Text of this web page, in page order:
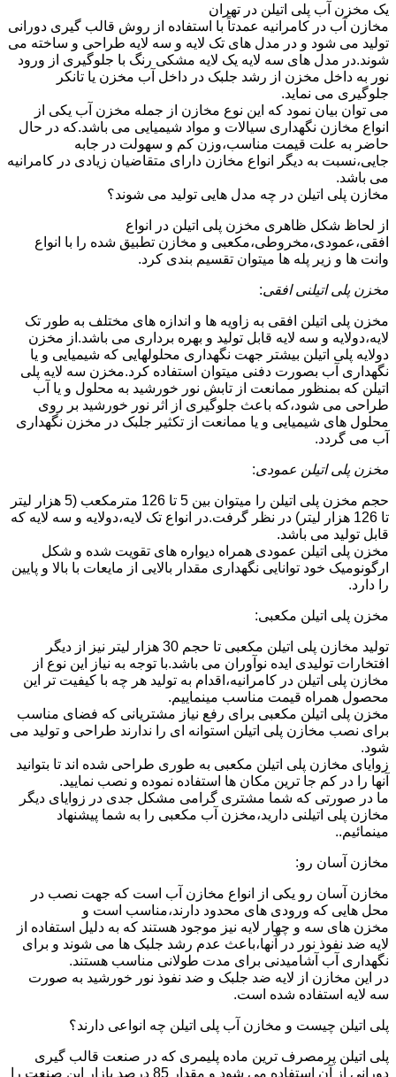
یک مخزن آب پلی اتیلن در تهران
مخازن آب در کامرانیه عمدتاً با استفاده از روش قالب گیری دورانی
تولید می شود و در مدل های تک لایه و سه لایه طراحی و ساخته می
شوند.در مدل های سه لایه یک لایه مشکی رنگ با جلوگیری از ورود
نور به داخل مخزن از رشد جلبک در داخل آب مخزن یا تانکر
جلوگیری می نماید.
می توان بیان نمود که این نوع مخازن از جمله مخزن آب یکی از
انواع مخازن نگهداری سیالات و مواد شیمیایی می باشد.که در حال
حاضر به علت قیمت مناسب،وزن کم و سهولت در جابه
جایی،نسبت به دیگر انواع مخازن دارای متقاضیان زیادی در کامرانیه
می باشد.
مخازن پلی اتیلن در چه مدل هایی تولید می شوند؟
از لحاظ شکل ظاهری مخزن پلی اتیلن در انواع
افقی،عمودی،مخروطی،مکعبی و مخازن تطبیق شده را با انواع
وانت ها و زیر پله ها میتوان تقسیم بندی کرد.
مخزن پلی اتیلنی افقی:
مخزن پلی اتیلن افقی به زاویه ها و اندازه های مختلف به طور تک
لایه،دولایه و سه لایه قابل تولید و بهره برداری می باشد.از مخزن
دولایه پلی اتیلن بیشتر جهت نگهداری محلولهایی که شیمیایی و یا
نگهداری آب بصورت دفنی میتوان استفاده کرد.مخزن سه لایه پلی
اتیلن که بمنظور ممانعت از تابش نور خورشید به محلول و یا آب
طراحی می شود،که باعث جلوگیری از اثر نور خورشید بر روی
محلول های شیمیایی و یا ممانعت از تکثیر جلبک در مخزن نگهداری
آب می گردد.
مخزن پلی اتیلن عمودی:
حجم مخزن پلی اتیلن را میتوان بین 5 تا 126 مترمکعب (5 هزار لیتر
تا 126 هزار لیتر) در نظر گرفت.در انواع تک لایه،دولایه و سه لایه که
قابل تولید می باشد.
مخزن پلی اتیلن عمودی همراه دیواره های تقویت شده و شکل
ارگونومیک خود توانایی نگهداری مقدار بالایی از مایعات با بالا و پایین
را دارد.
مخزن پلی اتیلن مکعبی:
تولید مخازن پلی اتیلن مکعبی تا حجم 30 هزار لیتر نیز از دیگر
افتخارات تولیدی ایده نوآوران می باشد.با توجه به نیاز این نوع از
مخازن پلی اتیلن در کامرانیه،اقدام به تولید هر چه با کیفیت تر این
محصول همراه قیمت مناسب مینماییم.
مخزن پلی اتیلن مکعبی برای رفع نیاز مشتریانی که فضای مناسب
برای نصب مخازن پلی اتیلن استوانه ای را ندارند طراحی و تولید می
شود.
زوایای مخازن پلی اتیلن مکعبی به طوری طراحی شده اند تا بتوانید
آنها را در کم جا ترین مکان ها استفاده نموده و نصب نمایید.
ما در صورتی که شما مشتری گرامی مشکل جدی در زوایای دیگر
مخازن پلی اتیلنی دارید،مخزن آب مکعبی را به شما پیشنهاد
مینمائیم..
مخازن آسان رو:
مخازن آسان رو یکی از انواع مخازن آب است که جهت نصب در
محل هایی که ورودی های محدود دارند،مناسب است و
مخزن های سه و چهار لایه نیز موجود هستند که به دلیل استفاده از
لایه ضد نفوذ نور در آنها،باعث عدم رشد جلبک ها می شوند و برای
نگهداری آب آشامیدنی برای مدت طولانی مناسب هستند.
در این مخازن از لایه ضد جلبک و ضد نفوذ نور خورشید به صورت
سه لایه استفاده شده است.
پلی اتیلن چیست و مخازن آب پلی اتیلن چه انواعی دارند؟
پلی اتیلن پرمصرف ترین ماده پلیمری که در صنعت قالب گیری
دورانی از آن استفاده می شود و مقدار 85 درصد بازار این صنعت را